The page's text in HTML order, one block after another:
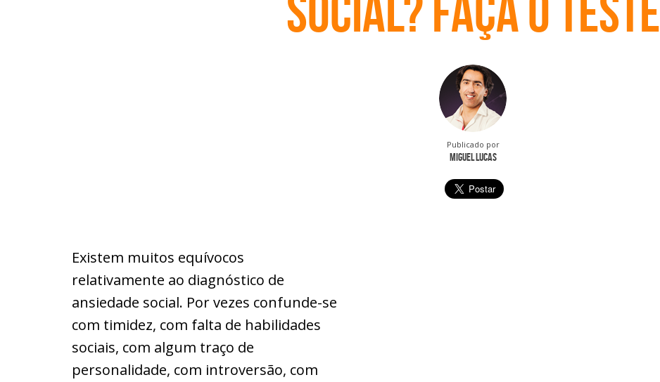
Publicado por
Miguel Lucas
Existem muitos equívocos
relativamente ao diagnóstico de
ansiedade social. Por vezes confunde-se
com timidez, com falta de habilidades
sociais, com algum traço de
personalidade, com introversão, com